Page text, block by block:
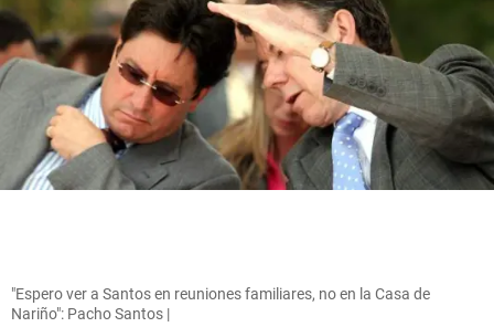
"Espero ver a Santos en reuniones familiares, no en la Casa de
Nariño": Pacho Santos |